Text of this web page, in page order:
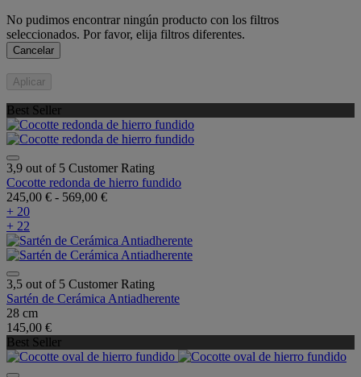
No pudimos encontrar ningún producto con los filtros
seleccionados. Por favor, elija filtros diferentes.
Cancelar
Aplicar
Best Seller
3,9 out of 5 Customer Rating
Cocotte redonda de hierro fundido
245,00 € - 569,00 €
+ 20
+ 22
3,5 out of 5 Customer Rating
Sartén de Cerámica Antiadherente
28 cm
145,00 €
Best Seller